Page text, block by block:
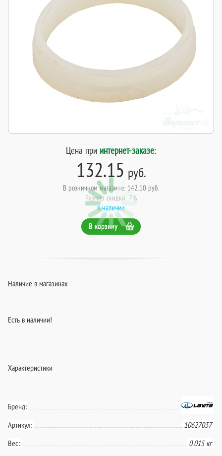
Цена при интернет-заказе:
132.15 руб.
В розничном магазине: 142.10 руб.
Размер скидки: 7%
в наличии
В корзину
Наличие в магазинах
Есть в наличии!
Характеристики
Бренд:
Артикул:
10627037
Вес:
0.015 кг